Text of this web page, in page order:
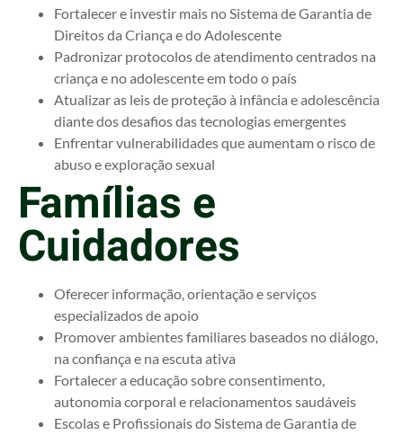
Fortalecer e investir mais no Sistema de Garantia de
Direitos da Criança e do Adolescente
Padronizar protocolos de atendimento centrados na
criança e no adolescente em todo o país
Atualizar as leis de proteção à infância e adolescência
diante dos desafios das tecnologias emergentes
Enfrentar vulnerabilidades que aumentam o risco de
abuso e exploração sexual
Famílias e
Cuidadores
Oferecer informação, orientação e serviços
especializados de apoio
Promover ambientes familiares baseados no diálogo,
na confiança e na escuta ativa
Fortalecer a educação sobre consentimento,
autonomia corporal e relacionamentos saudáveis
Escolas e Profissionais do Sistema de Garantia de